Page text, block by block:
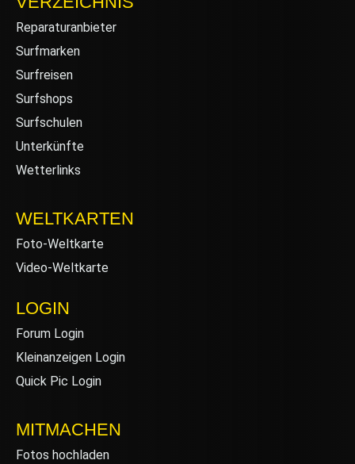
Reparaturanbieter
Surfmarken
Surfreisen
Surfshops
Surfschulen
Unterkünfte
Wetterlinks
WELTKARTEN
Foto-Weltkarte
Video-Weltkarte
LOGIN
Forum Login
Kleinanzeigen Login
Quick Pic Login
MITMACHEN
Fotos hochladen